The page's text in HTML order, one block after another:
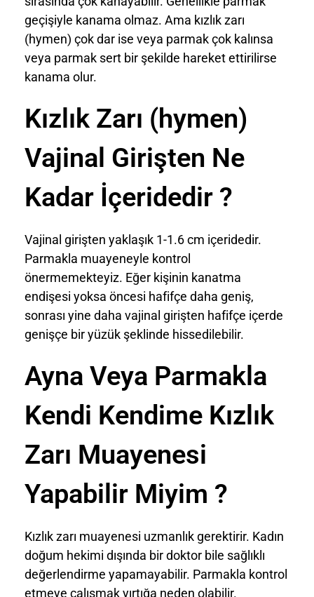
geçişiyle kanama olmaz. Ama kızlık zarı
(hymen) çok dar ise veya parmak çok kalınsa
veya parmak sert bir şekilde hareket ettirilirse
kanama olur.
Kızlık Zarı (hymen)
Vajinal Girişten Ne
Kadar İçeridedir ?
Vajinal girişten yaklaşık 1-1.6 cm içeridedir.
Parmakla muayeneyle kontrol
önermemekteyiz. Eğer kişinin kanatma
endişesi yoksa öncesi hafifçe daha geniş,
sonrası yine daha vajinal girişten hafifçe içerde
genişçe bir yüzük şeklinde hissedilebilir.
Ayna Veya Parmakla
Kendi Kendime Kızlık
Zarı Muayenesi
Yapabilir Miyim ?
Kızlık zarı muayenesi uzmanlık gerektirir. Kadın
doğum hekimi dışında bir doktor bile sağlıklı
değerlendirme yapamayabilir. Parmakla kontrol
etmeye çalışmak yırtığa neden olabilir.